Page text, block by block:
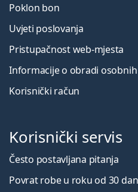
Poklon bon
Uvjeti poslovanja
Pristupačnost web-mjesta
Informacije o obradi
Korisnički račun
Korisnički servis
Često postavljana pitanja
Povrat robe u roku od 30